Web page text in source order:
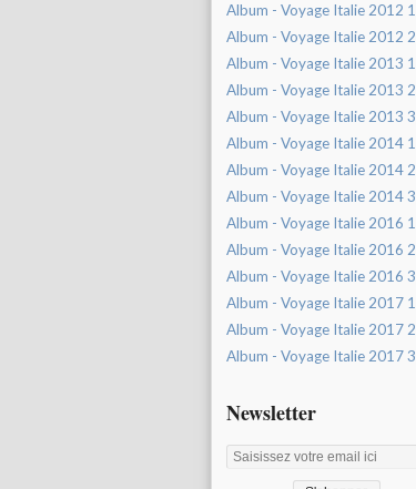
Album - Voyage Italie 2012 1
Album - Voyage Italie 2012 2
Album - Voyage Italie 2013 1
Album - Voyage Italie 2013 2
Album - Voyage Italie 2013 3
Album - Voyage Italie 2014 1
Album - Voyage Italie 2014 2
Album - Voyage Italie 2014 3
Album - Voyage Italie 2016 1
Album - Voyage Italie 2016 2
Album - Voyage Italie 2016 3
Album - Voyage Italie 2017 1
Album - Voyage Italie 2017 2
Album - Voyage Italie 2017 3
Newsletter